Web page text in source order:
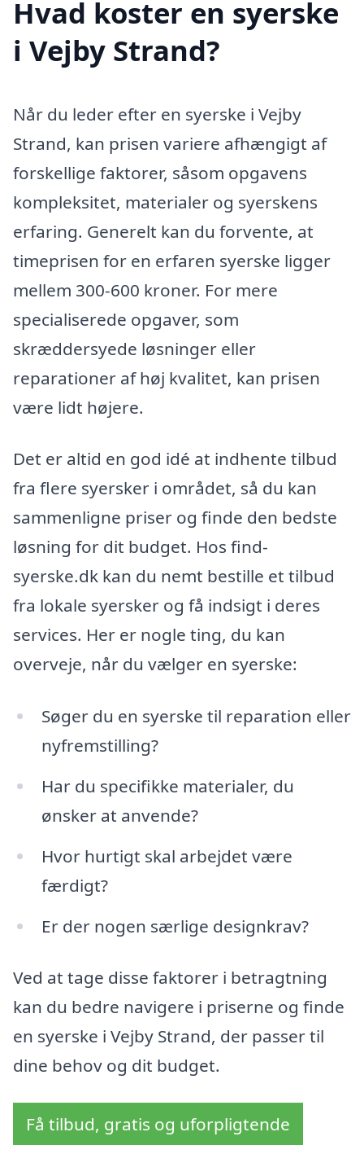
Hvad koster en syerske
i Vejby Strand?
Når du leder efter en syerske i Vejby
Strand, kan prisen variere afhængigt af
forskellige faktorer, såsom opgavens
kompleksitet, materialer og syerskens
erfaring. Generelt kan du forvente, at
timeprisen for en erfaren syerske ligger
mellem 300-600 kroner. For mere
specialiserede opgaver, som
skræddersyede løsninger eller
reparationer af høj kvalitet, kan prisen
være lidt højere.
Det er altid en god idé at indhente tilbud
fra flere syersker i området, så du kan
sammenligne priser og finde den bedste
løsning for dit budget. Hos find-
syerske.dk kan du nemt bestille et tilbud
fra lokale syersker og få indsigt i deres
services. Her er nogle ting, du kan
overveje, når du vælger en syerske:
Søger du en syerske til reparation eller
nyfremstilling?
Har du specifikke materialer, du
ønsker at anvende?
Hvor hurtigt skal arbejdet være
færdigt?
Er der nogen særlige designkrav?
Ved at tage disse faktorer i betragtning
kan du bedre navigere i priserne og finde
en syerske i Vejby Strand, der passer til
dine behov og dit budget.
Få tilbud, gratis og uforpligtende